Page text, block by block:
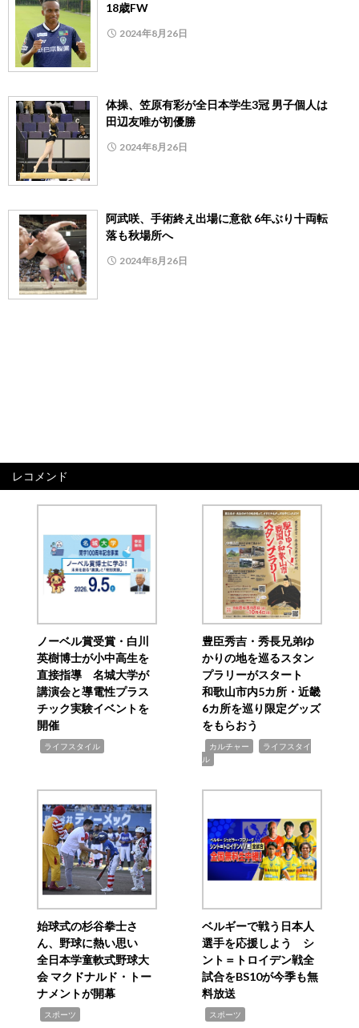
18歳FW
2024年8月26日
体操、笠原有彩が全日本学生3冠 男子個人は
田辺友唯が初優勝
2024年8月26日
阿武咲、手術終え出場に意欲 6年ぶり十両転
落も秋場所へ
2024年8月26日
レコメンド
ノーベル賞受賞・白川
英樹博士が小中高生を
直接指導 名城大学が
講演会と導電性プラス
チック実験イベントを
開催
ライフスタイル
豊臣秀吉・秀長兄弟ゆ
かりの地を巡るスタン
プラリーがスタート
和歌山市内5カ所・近畿
6カ所を巡り限定グッズ
をもらおう
カルチャー
ライフスタイ
ル
始球式の杉谷拳士さ
ん、野球に熱い思い
全日本学童軟式野球大
会 マクドナルド・トー
ナメントが開幕
スポーツ
ベルギーで戦う日本人
選手を応援しよう シ
ント＝トロイデン戦全
試合をBS10が今季も無
料放送
スポーツ